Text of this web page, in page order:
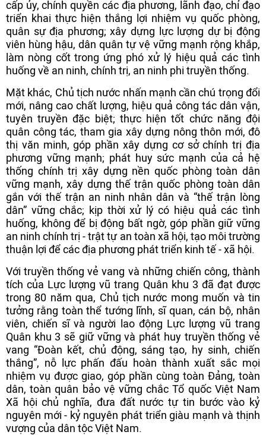
cấp ủy, chính quyền các địa phương, lãnh đạo, chỉ đạo
triển khai thực hiện thắng lợi nhiệm vụ quốc phòng,
quân sự địa phương; xây dựng lực lượng dự bị động
viên hùng hậu, dân quân tự vệ vững mạnh rộng khắp,
làm nòng cốt trong ứng phó xử lý hiệu quả các tình
huống về an ninh, chính trị, an ninh phi truyền thống.
Mặt khác, Chủ tịch nước nhấn mạnh cần chú trọng đổi
mới, nâng cao chất lượng, hiệu quả công tác dân vận,
tuyên truyền đặc biệt; thực hiện tốt chức năng đội
quân công tác, tham gia xây dựng nông thôn mới, đô
thị văn minh, góp phần xây dựng cơ sở chính trị địa
phương vững mạnh; phát huy sức mạnh của cả hệ
thống chính trị xây dựng nền quốc phòng toàn dân
vững mạnh, xây dựng thế trận quốc phòng toàn dân
gắn với thế trận an ninh nhân dân và “thế trận lòng
dân” vững chắc; kịp thời xử lý có hiệu quả các tình
huống, không để bị động bất ngờ, góp phần giữ vững
an ninh chính trị - trật tự an toàn xã hội, tạo môi trường
thuận lợi để các địa phương phát triển kinh tế - xã hội.
Với truyền thống vẻ vang và những chiến công, thành
tích của Lực lượng vũ trang Quân khu 3 đã đạt được
trong 80 năm qua, Chủ tịch nước mong muốn và tin
tưởng rằng toàn thể tướng lĩnh, sĩ quan, cán bộ, nhân
viên, chiến sĩ và người lao động Lực lượng vũ trang
Quân khu 3 sẽ giữ vững và phát huy truyền thống vẻ
vang “Đoàn kết, chủ động, sáng tạo, hy sinh, chiến
thắng”, nỗ lực phấn đấu hoàn thành xuất sắc mọi
nhiệm vụ được giao, góp phần cùng toàn Đảng, toàn
dân, toàn quân bảo vệ vững chắc Tổ quốc Việt Nam
Xã hội chủ nghĩa, đưa đất nước tự tin bước vào kỷ
nguyên mới - kỷ nguyên phát triển giàu mạnh và thịnh
vượng của dân tộc Việt Nam.